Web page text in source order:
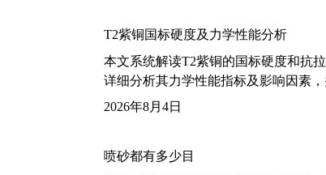
T2紫铜国标硬度及力学性能分析
本文系统解读T2紫铜的国标硬度和抗
详细分析其力学性能指标及影响因素
2026年8月4日
喷砂都有多少目